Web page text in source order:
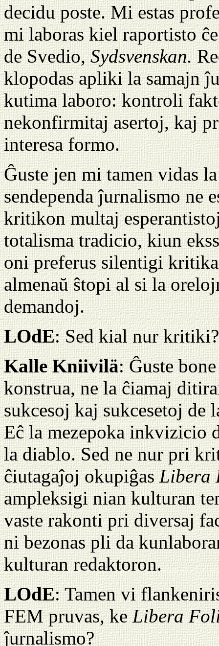
decidu poste. Mi estas
mi laboras kiel raportisto
de Svedio,Sydsvenskan.
klopodas apliki la samajn
kutima laboro: kontroli
nekonfirmitaj asertoj, kaj
interesa formo.
Ĝuste jen mi tamen vidas
sendependa ĵurnalismo ne
kritikon multaj
totalisma tradicio, kiun
oni preferus silentigi
almenaŭ ŝtopi al si la
demandoj.
LOdE: Sed kial nur
Kalle Kniivilä: Ĝuste
konstrua, ne la ĉiamaj
sukcesoj kaj sukcesetoj
Eĉ la mezepoka inkvizicio
la diablo. Sed ne nur pri
ĉiutagaĵoj okupiĝasLibera
ampleksigi nian kulturan
vaste rakonti pri diversaj
ni bezonas pli da
kulturan redaktoron.
LOdE: Tamen vi
FEM pruvas, keLibera
ĵurnalismo?